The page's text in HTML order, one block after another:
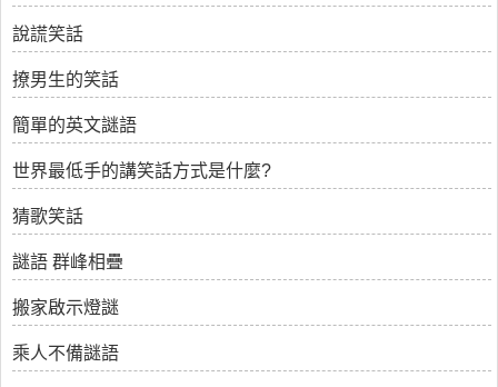
說謊笑話
撩男生的笑話
簡單的英文謎語
世界最低手的講笑話方式是什麼?
猜歌笑話
謎語 群峰相疊
搬家啟示燈謎
乘人不備謎語